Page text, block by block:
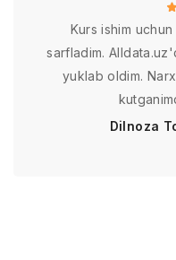
Kurs ishim
sarfladim.
yuklab oldim.
Dilnoza